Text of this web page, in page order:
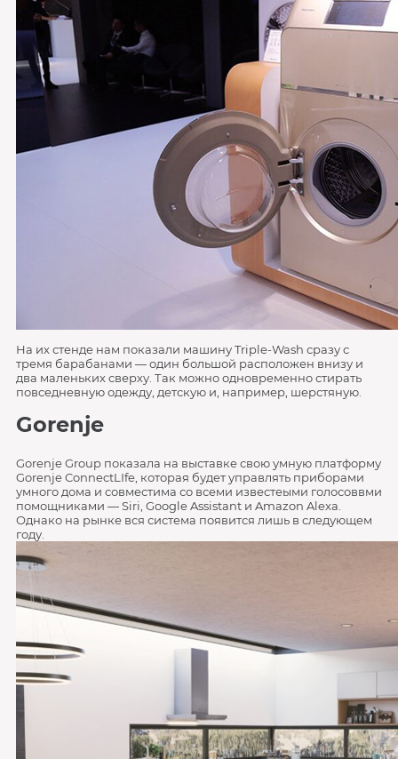
На их стенде нам показали машину Triple-Wash сразу с
тремя барабанами — один большой расположен внизу и
два маленьких сверху. Так можно одновременно стирать
повседневную одежду, детскую и, например, шерстяную.
Gorenje
Gorenje Group показала на выставке свою умную платформу
Gorenje ConnectLIfe, которая будет управлять приборами
умного дома и совместима со всеми известеыми голосоввми
помощниками — Siri, Google Assistant и Amazon Alexa.
Однако на рынке вся система появится лишь в следующем
году.